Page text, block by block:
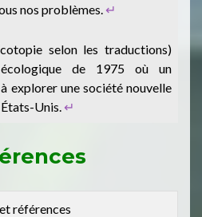
nos problèmes. ↵
selon les traductions)
de 1975 où un
explorer une société nouvelle
Unis. ↵
références